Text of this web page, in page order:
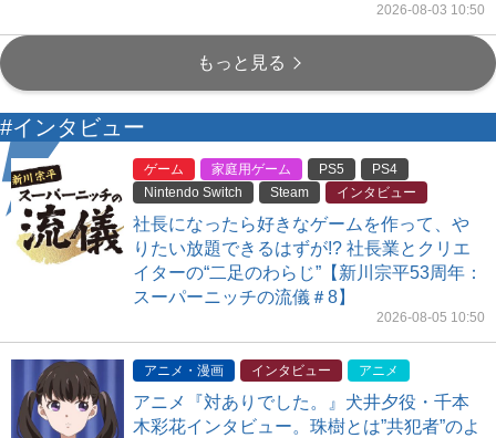
2026-08-03 10:50
もっと見る
#インタビュー
ゲーム 家庭用ゲーム PS5
PS4
Nintendo Switch
Steam インタビュー
社長になったら好きなゲームを作って、や
りたい放題できるはずが!? 社長業とクリエ
イターの“二足のわらじ”【新川宗平53周年：
スーパーニッチの流儀＃8】
2026-08-05 10:50
アニメ・漫画 インタビュー アニメ
アニメ『対ありでした。』犬井夕役・千本
木彩花インタビュー。珠樹とは”共犯者”のよ